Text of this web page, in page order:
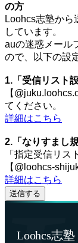
の方
Loohcs志塾から
しています。
auの迷惑メール
ので、以下の設
1.「受信リスト
【
てください。
詳細はこちら
2.「なりすまし
「指定受信リス
【@loohcs-
詳細はこちら
Loohcs志塾